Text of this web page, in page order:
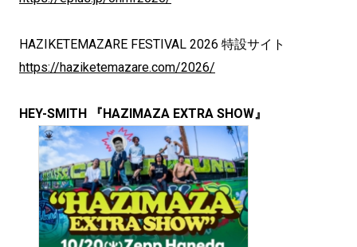
HAZIKETEMAZARE FESTIVAL 2026 特設サイト
https://haziketemazare.com/2026/
HEY-SMITH 『HAZIMAZA EXTRA SHOW』